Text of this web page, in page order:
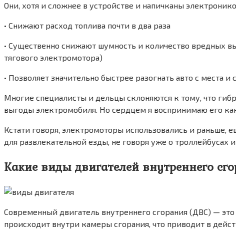
Они, хотя и сложнее в устройстве и напичканы
• Снижают расход топлива почти в два раза
• Существенно снижают шумность и количество вредных
тягового электромотора)
• Позволяет значительно быстрее разогнать авто с места
Многие специалисты и дельцы склоняются к тому, что
выгоды электромобиля. Но сердцем я воспринимаю его
Кстати говоря, электромоторы использовались и раньше,
для развлекательной езды, не говоря уже о троллейбусах
Какие виды двигателей внутреннего
Современный двигатель внутреннего сгорания (ДВС) —
происходит внутри камеры сгорания, что приводит в